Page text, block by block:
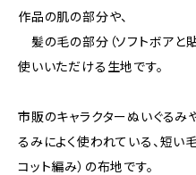
作品の肌の部分や、
髪の毛の部分（ソフトボアと
使いいただける生地です。
市販のキャラクターぬいぐるみ
るみによく使われている、短い
コット編み）の布地です。